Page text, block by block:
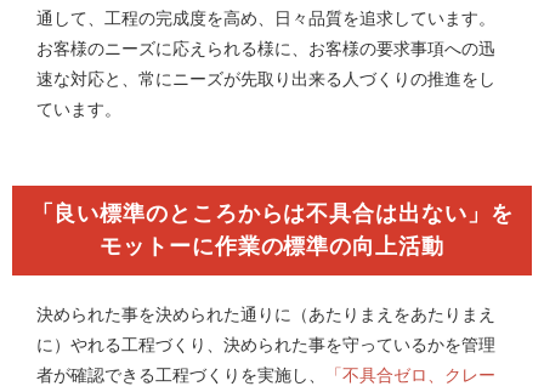
通して、工程の完成度を高め、日々品質を追求しています。
お客様のニーズに応えられる様に、お客様の要求事項への迅
速な対応と、常にニーズが先取り出来る人づくりの推進をし
ています。
「良い標準のところからは不具合は出ない」を
モットーに作業の標準の向上活動
決められた事を決められた通りに（あたりまえをあたりまえ
に）やれる工程づくり、決められた事を守っているかを管理
者が確認できる工程づくりを実施し、
「不具合ゼロ、クレー